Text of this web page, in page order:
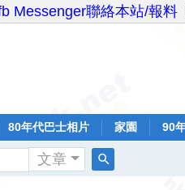
Messenger聯絡本站/報料
80年代巴士相片 家園 90
文章